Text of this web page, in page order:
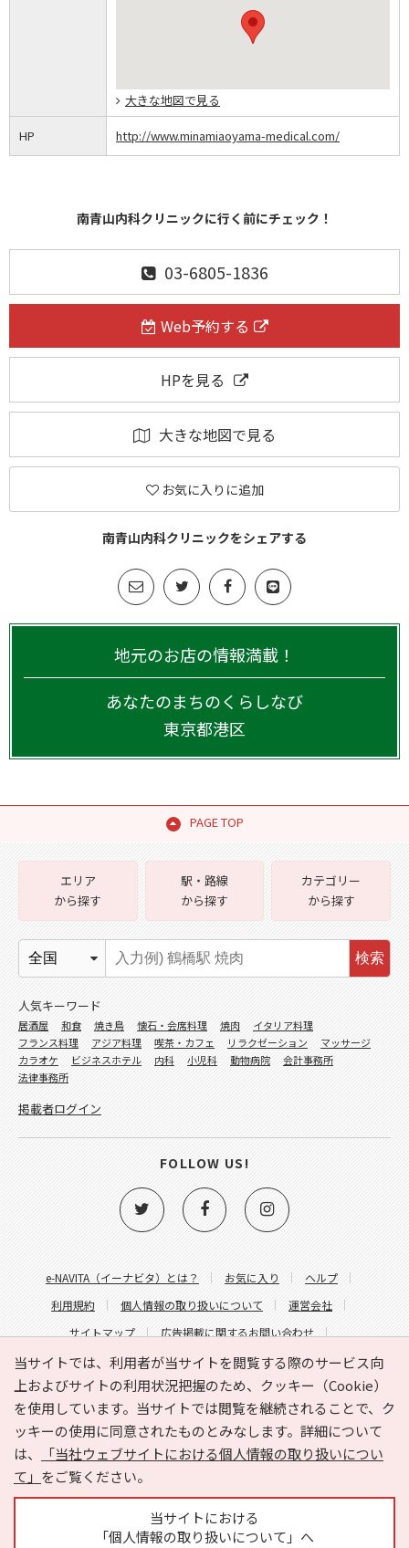
大きな地図で見る
HP http://www.minamiaoyama-medical.com/
南青山内科クリニックに行く前にチェック！
03-6805-1836
Web予約する
HPを見る
大きな地図で見る
お気に入りに追加
南青山内科クリニックをシェアする
地元のお店の情報満載！
あなたのまちのくらしなび
東京都港区
PAGE TOP
当サイトでは、利用者が当サイトを閲覧する際のサービス向
上およびサイトの利用状況把握のため、クッキー（Cookie）
を使用しています。当サイトでは閲覧を継続されることで、ク
ッキーの使用に同意されたものとみなします。詳細について
は、
「当社ウェブサイトにおける個人情報の取り扱いについ
て」 をご覧ください。
当サイトにおける
「個人情報の取り扱いについて」へ
e-NAVITA（イーナビタ）とは？ お気に入り
ヘルプ
利用規約
個人情報の取り扱いについて
運営会社
サイトマップ
広告掲載に関するお問い合わせ
サイトの内容に関するお問い合わせ
エリア
から探す
駅・路線
から探す
カテゴリー
から探す
検索
人気キーワード
居酒屋 和食 焼き鳥 懐石・会席料理 焼肉
イタリア料理
フランス料理
アジア料理 喫茶・カフェ リラクゼーション
マッサージ
カラオケ
ビジネスホテル 内科 小児科 動物病院
会計事務所
法律事務所
掲載者ログイン
FOLLOW US!
Copyright © HYOJITO.Co.,Ltd. All Rights Reserved.